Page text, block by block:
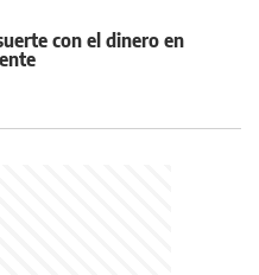
con el dinero en